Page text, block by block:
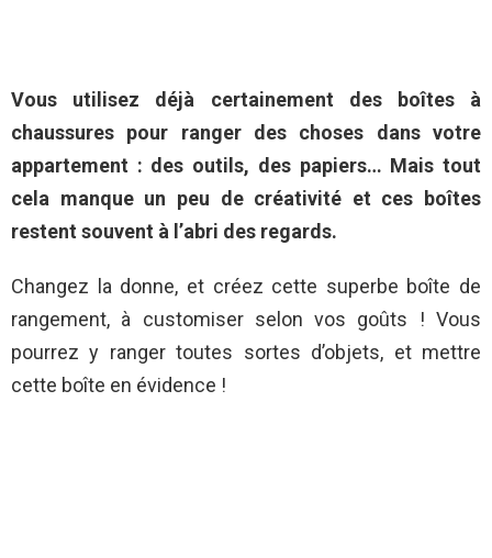
Vous utilisez déjà certainement des boîtes à
chaussures pour ranger des choses dans votre
appartement : des outils, des papiers… Mais tout
cela manque un peu de créativité et ces boîtes
restent souvent à l’abri des regards.
Changez la donne, et créez cette superbe boîte de
rangement, à customiser selon vos goûts ! Vous
pourrez y ranger toutes sortes d’objets, et mettre
cette boîte en évidence !